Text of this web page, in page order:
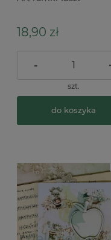
18,90 zł
-
szt.
do koszyka